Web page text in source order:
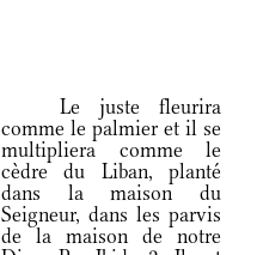
Le juste fleurira
comme le palmier et il se
multipliera comme le
cèdre du Liban, planté
dans la maison du
Seigneur, dans les parvis
de la maison de notre